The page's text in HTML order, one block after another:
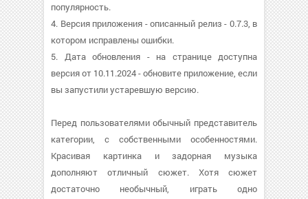
популярность.
4. Версия приложения - описанный релиз - 0.7.3, в
котором исправлены ошибки.
5. Дата обновления - на странице доступна
версия от 10.11.2024 - обновите приложение, если
вы запустили устаревшую версию.
Перед пользователями обычный представитель
категории, с собственными особенностями.
Красивая картинка и задорная музыка
дополняют отличный сюжет. Хотя сюжет
достаточно необычный, играть одно